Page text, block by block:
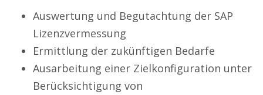
Auswertung und Begutachtung der SAP
Lizenzvermessung
Ermittlung der zukünftigen Bedarfe
Ausarbeitung einer Zielkonfiguration unter
Berücksichtigung von